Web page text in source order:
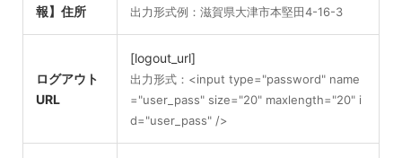
報】住所
出力形式例：滋賀県大津市本堅田4-16-3
ログアウト
URL
[logout_url]
出力形式：<input type="password" name
="user_pass" size="20" maxlength="20" i
d="user_pass" />